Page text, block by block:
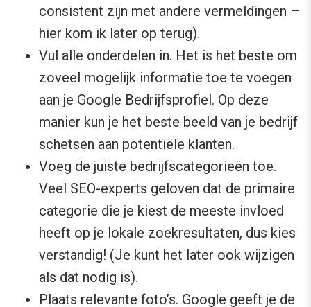
consistent zijn met andere vermeldingen –
hier kom ik later op terug).
Vul alle onderdelen in. Het is het beste om
zoveel mogelijk informatie toe te voegen
aan je Google Bedrijfsprofiel. Op deze
manier kun je het beste beeld van je bedrijf
schetsen aan potentiële klanten.
Voeg de juiste bedrijfscategorieën toe.
Veel SEO-experts geloven dat de primaire
categorie die je kiest de meeste invloed
heeft op je lokale zoekresultaten, dus kies
verstandig! (Je kunt het later ook wijzigen
als dat nodig is).
Plaats relevante foto’s. Google geeft je de